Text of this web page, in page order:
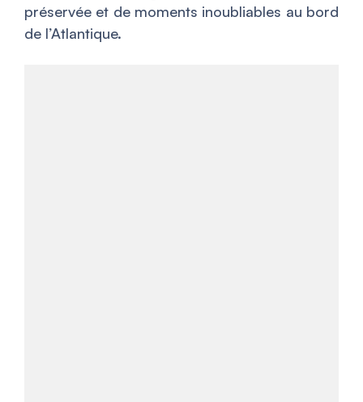
préservée et de moments inoubliables au bord
de l’Atlantique.